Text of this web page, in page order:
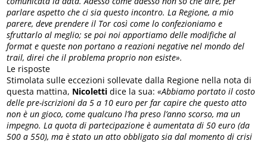
parlare aspetto che ci sia questo incontro. La Regione, a mio
parere, deve prendere il Tor così come lo confezioniamo e
sfruttarlo al meglio; se poi noi apportiamo delle modifiche al
format e queste non portano a reazioni negative nel mondo del
trail, direi che il problema proprio non esiste».
Le risposte
Stimolata sulle eccezioni sollevate dalla Regione nella nota di
questa mattina, Nicoletti dice la sua:«Abbiamo portato il costo
delle pre-iscrizioni da 5 a 10 euro per far capire che questo atto
non è un gioco, come qualcuno l’ha preso l’anno scorso, ma un
impegno. La quota di partecipazione è aumentata di 50 euro (da
500 a 550), ma è stato un atto obbligato sia dal momento di crisi